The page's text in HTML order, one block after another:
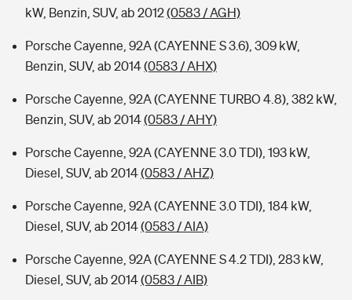
kW, Benzin, SUV, ab 2012(0583 / AGH)
Porsche Cayenne, 92A (CAYENNE S 3.6), 309 kW,
Benzin, SUV, ab 2014(0583 / AHX)
Porsche Cayenne, 92A (CAYENNE TURBO 4.8), 382 kW,
Benzin, SUV, ab 2014(0583 / AHY)
Porsche Cayenne, 92A (CAYENNE 3.0 TDI), 193 kW,
Diesel, SUV, ab 2014(0583 / AHZ)
Porsche Cayenne, 92A (CAYENNE 3.0 TDI), 184 kW,
Diesel, SUV, ab 2014(0583 / AIA)
Porsche Cayenne, 92A (CAYENNE S 4.2 TDI), 283 kW,
Diesel, SUV, ab 2014(0583 / AIB)